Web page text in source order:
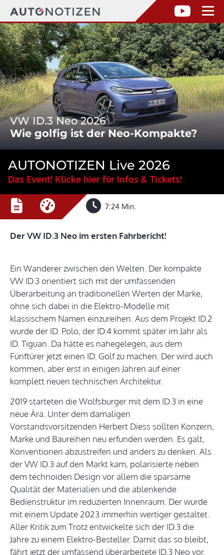
VW ID.3 Neo 2026
Wie golfig ist der Neo-Kompakte?
AUTONOTIZEN Live 2026
Das Event! Klicke hier für Infos & Tickets!
7:24 Min.
Der VW ID.3 Neo im ersten Fahrbericht!
Ein Wanderer zwischen den Welten. Der kompakte
VW ID.3 orientiert sich mit der umfassenden
Überarbeitung an traditionellen Werten der Marke,
ohne sich dabei in die Elektro-Modelle mit
klassischem Namen einzureihen. Aus dem Projekt ID.2
wurde der ID. Polo, der ID.4 kommt später im Jahr als
ID. Tiguan. Da hätte es nahegelegen, aus dem
Fünftürer jetzt einen ID. Golf zu machen. Der wird auch
kommen, aber erst in einigen Jahren auf einer
komplett neuen technischen Architektur.
2019 starteten die Wolfsburger mit dem ID.3 in eine
neue Ära. Unter dem damaligen
Vorstandsvorsitzenden Herbert Diess sollten Konzern,
Marke und Baureihen neu erfunden werden. Es galt,
Konventionen abzustreifen und anders zu denken. Als
der VW ID.3 auf den Markt kam, polarisierte neben
dem technoiden Design vor allem die sparsame
Qualität der Materialien und die ablenkende
Bedienstruktur im reduzierten Innenraum. Der wurde
mit einem Update 2023 immerhin wertiger gestaltet.
Aller Kritik zum Trotz entwickelte sich der ID.3 die
Jahre zu einem Elektro-Besteller. Damit das so bleibt,
fährt jetzt der umfassend überarbeitete ID.3 Neo vor.